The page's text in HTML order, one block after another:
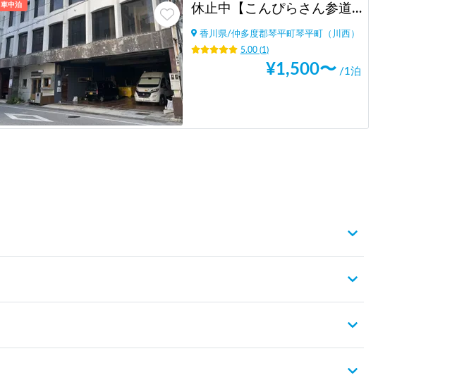
車中泊 休止中【こんぴらさん参道から歩いてすぐ/屋根あり/AC電源あり/Wi-Fiあり/トイレ併設】Sando Sand. Stand
香川県/仲多度郡琴平町琴平町（川西）
5.00(1 )
¥1,500〜 /1泊